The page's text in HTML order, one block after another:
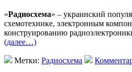
«Радиосхема» – украинский
схемотехнике, электронным
конструированию
(далее…)
Метки: Радиосхема